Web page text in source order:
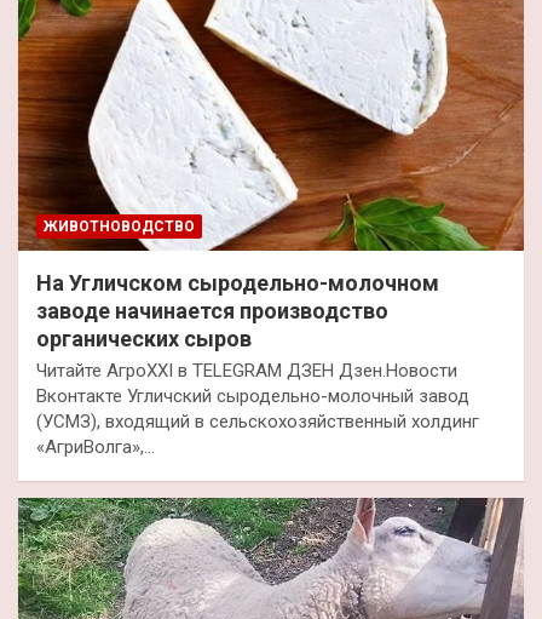
ЖИВОТНОВОДСТВО
На Угличском сыродельно-молочном
заводе начинается производство
органических сыров
Читайте АгроXXI в TELEGRAM ДЗЕН Дзен.Новости
Вконтакте Угличский сыродельно-молочный завод
(УСМЗ), входящий в сельскохозяйственный холдинг
«АгриВолга»,…